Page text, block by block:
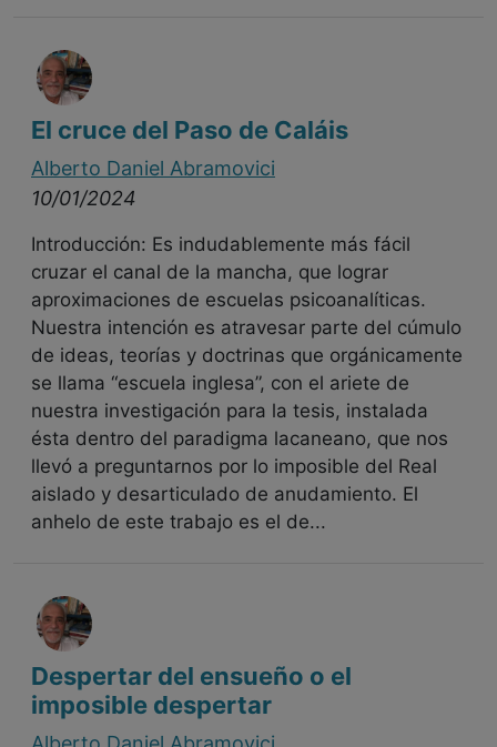
El cruce del Paso de Caláis
Alberto Daniel Abramovici
10/01/2024
Introducción: Es indudablemente más fácil
cruzar el canal de la mancha, que lograr
aproximaciones de escuelas psicoanalíticas.
Nuestra intención es atravesar parte del cúmulo
de ideas, teorías y doctrinas que orgánicamente
se llama “escuela inglesa”, con el ariete de
nuestra investigación para la tesis, instalada
ésta dentro del paradigma lacaneano, que nos
llevó a preguntarnos por lo imposible del Real
aislado y desarticulado de anudamiento. El
anhelo de este trabajo es el de...
Despertar del ensueño o el
imposible despertar